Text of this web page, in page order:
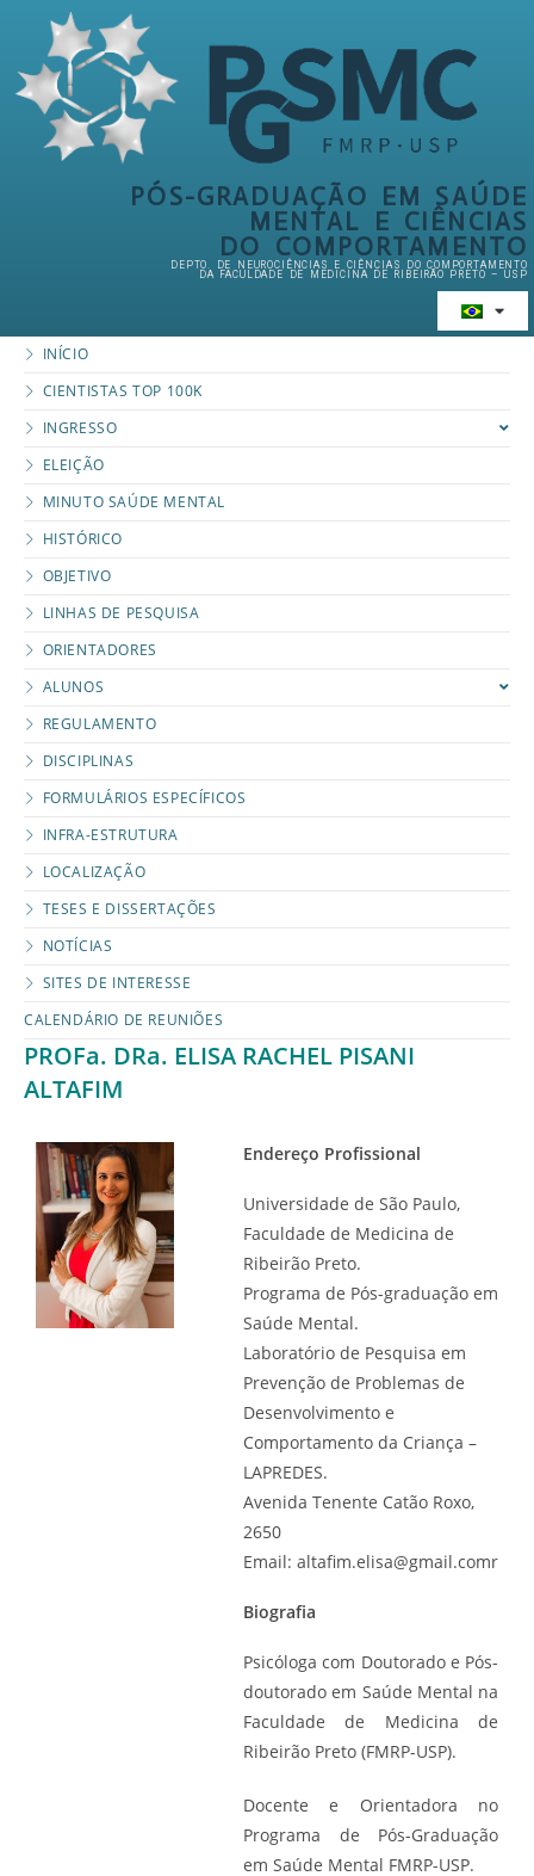
PÓS-GRADUAÇÃO EM SAÚDE
MENTAL E CIÊNCIAS
DO COMPORTAMENTO
DEPTO. DE NEUROCIÊNCIAS E CIÊNCIAS DO COMPORTAMENTO
DA FACULDADE DE MEDICINA DE RIBEIRÃO PRETO – USP
INÍCIO
CIENTISTAS TOP 100K
INGRESSO
ELEIÇÃO
MINUTO SAÚDE MENTAL
HISTÓRICO
OBJETIVO
LINHAS DE PESQUISA
ORIENTADORES
ALUNOS
REGULAMENTO
DISCIPLINAS
FORMULÁRIOS ESPECÍFICOS
INFRA-ESTRUTURA
LOCALIZAÇÃO
TESES E DISSERTAÇÕES
NOTÍCIAS
SITES DE INTERESSE
CALENDÁRIO DE REUNIÕES
PROFa. DRa. ELISA RACHEL PISANI
ALTAFIM
Endereço Profissional
Universidade de São Paulo,
Faculdade de Medicina de
Ribeirão Preto.
Programa de Pós-graduação em
Saúde Mental.
Laboratório de Pesquisa em
Prevenção de Problemas de
Desenvolvimento e
Comportamento da Criança –
LAPREDES.
Avenida Tenente Catão Roxo,
2650
Email: altafim.elisa@gmail.comr
Biografia
Psicóloga com Doutorado e Pós-
doutorado em Saúde Mental na
Faculdade de Medicina de
Ribeirão Preto (FMRP-USP).
Docente e Orientadora no
Programa de Pós-Graduação
em Saúde Mental FMRP-USP.